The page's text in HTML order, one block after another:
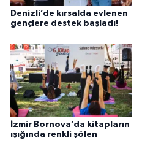
Denizli’de kırsalda evlenen
gençlere destek başladı!
İzmir Bornova’da kitapların
ışığında renkli şölen